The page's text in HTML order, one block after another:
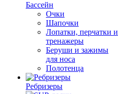
Бассейн
Очки
Шапочки
Лопатки, перчатки и
тренажеры
Беруши и зажимы
для носа
Полотенца
Ребризеры